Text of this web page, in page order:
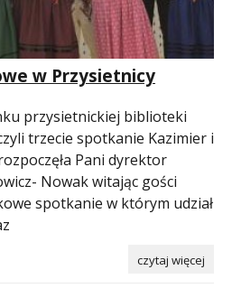
w Przysietnicy
przysietnickiej biblioteki
trzecie spotkanie Kazimier i
Pani dyrektor
Nowak witając gości
spotkanie w którym udział
czytaj więcej